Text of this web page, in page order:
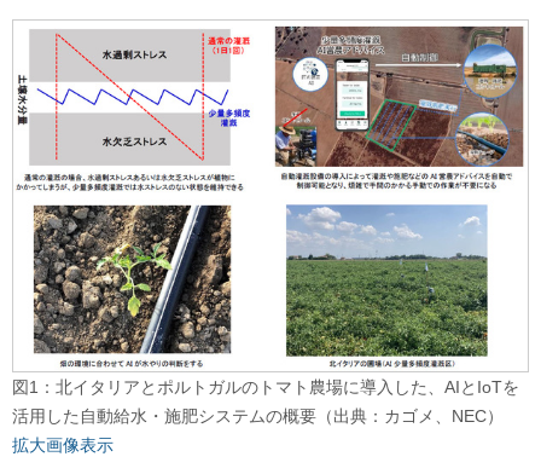
図1：北イタリアとポルトガルのトマト農場に導入した、AIとIoTを
活用した自動給水・施肥システムの概要（出典：カゴメ、NEC）
拡大画像表示